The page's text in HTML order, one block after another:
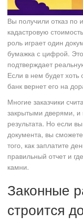
Вы получили отказ по
кадастровую
роль играет один
бумажка с цифрой.
подтверждает
Если в нем будет
банк вернет его на
Многие заказчики
закрытыми дверями, и
результата. Но если
документа, вы
того, как заплатите
правильный отчет и
камни.
Законные
строится